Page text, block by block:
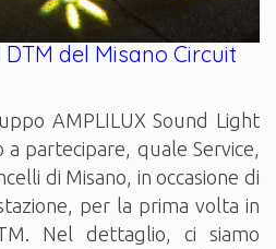
del Misano Circuit
AMPLILUX Sound Light
partecipare, quale Service,
di Misano, in occasione di
per la prima volta in
Nel dettaglio, ci siamo